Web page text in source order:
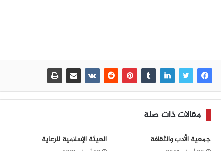
مقالات ذات صلة
جمعية الأدب والثقافة الهيئة الإسلامية للرعاية